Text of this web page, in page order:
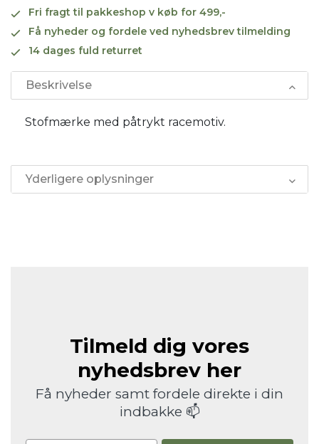
Fri fragt til pakkeshop v køb for 499,-
Få nyheder og fordele ved nyhedsbrev tilmelding
14 dages fuld returret
Beskrivelse
Stofmærke med påtrykt racemotiv.
Yderligere oplysninger
Tilmeld dig vores
nyhedsbrev her
Få nyheder samt fordele direkte i din
indbakke 📫